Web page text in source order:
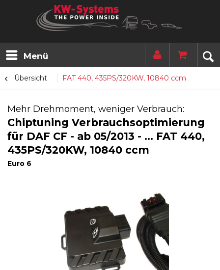
Menü
Übersicht FAT 440, 435PS/320KW, 10840 ccm
Mehr Drehmoment, weniger Verbrauch:
Chiptuning Verbrauchsoptimierung
für DAF CF - ab 05/2013 - ... FAT 440,
435PS/320KW, 10840 ccm
Euro 6